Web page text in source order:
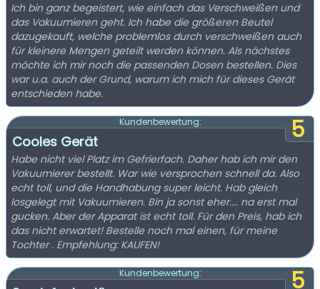
Ich bin ganz begeistert, wie einfach das Verschweißen und
das Vakuumieren geht. Ich habe die größeren Beutel
dazugekauft, welche problemlos durch verschweißen auch
für kleinere Mengen geteilt werden können. Als nächstes
möchte ich mir noch die passenden Dosen bestellen. Dies
war u.a. auch der Grund, warum ich mich für dieses Gerät
entschieden habe.
5
Kundenbewertung:
Cooles Gerät
Habe nicht viel Platz im Gefrierfach. Daher hab ich mir den
Vakuumierer bestellt. War wie versprochen schnell da. Also
echt toll, und die Handhabung super leicht. Hab gleich
losgelegt mit Vakuumieren. Bin ja sonst eher.... na erst mal
gucken. Aber der Apparat ist echt toll. Für den Preis, hab ich
das nicht erwartet! Bestelle noch mal einen, für meine
Tochter . Empfehlung: KAUFEN!
5
Kundenbewertung: